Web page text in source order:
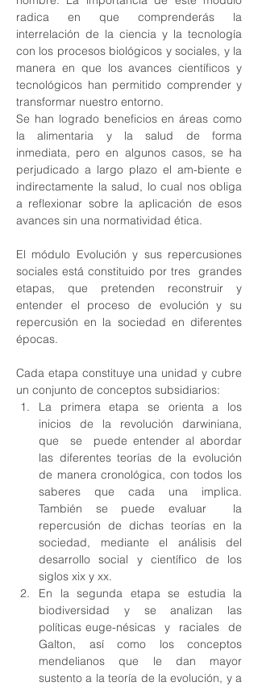
radica en que comprenderás la
interrelación de la ciencia y la tecnología
con los procesos biológicos y sociales, y la
manera en que los avances científicos y
tecnológicos han permitido comprender y
transformar nuestro entorno.
Se han logrado beneficios en áreas como
la alimentaria y la salud de forma
inmediata, pero en algunos casos, se ha
perjudicado a largo plazo el am-biente e
indirectamente la salud, lo cual nos obliga
a reflexionar sobre la aplicación de esos
avances sin una normatividad ética.
El módulo Evolución y sus repercusiones
sociales está constituido por tres  grandes
etapas, que pretenden reconstruir y
entender el proceso de evolución y su
repercusión en la sociedad en diferentes
épocas.
Cada etapa constituye una unidad y cubre
un conjunto de conceptos subsidiarios:
La  primera  etapa  se  orienta  a  los
inicios  de  la  revolución  darwiniana,
que  se  puede entender al abordar
las diferentes teorías de la evolución
de manera cronológica, con todos los
saberes que cada una implica.
También se puede evaluar  la
repercusión  de  dichas  teorías  en  la
sociedad,  mediante  el  análisis  del
desarrollo social y científico de los
siglos xix y xx.
En la segunda etapa se estudia la
biodiversidad y se analizan las
políticas euge-nésicas  y  raciales  de
Galton,  así  como  los  conceptos
mendelianos  que  le  dan  mayor
sustento a la teoría de la evolución, y a